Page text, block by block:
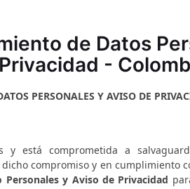
de Datos
-
PERSONALES Y AVISO DE
y está comprometida a
compromiso y en cumplimiento
y Aviso de Privacidad